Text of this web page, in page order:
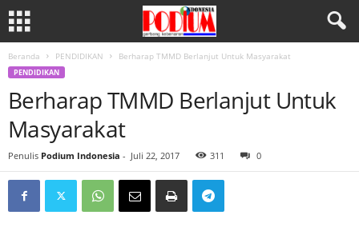
Beranda PENDIDIKAN Berharap TMMD Berlanjut Untuk Masyarakat
PENDIDIKAN
Berharap TMMD Berlanjut Untuk
Masyarakat
Penulis Podium Indonesia - Juli 22, 2017 311 0